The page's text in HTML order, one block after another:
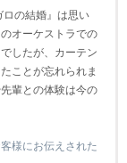
の結婚』は思い
オーケストラでの
したが、カーテン
ことが忘れられま
輩との体験は今の
様にお伝えされた